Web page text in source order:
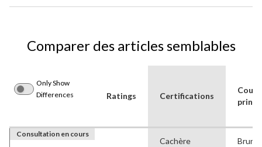
Comparer des articles semblables
Only Show
Differences
Ratings Certifications
Consultation en cours
Cachère Brun